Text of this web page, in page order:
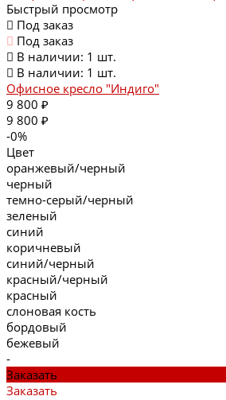
Быстрый просмотр
Под заказ
Под заказ
В наличии: 1 шт.
В наличии: 1 шт.
Офисное кресло "Индиго"
9 800 ₽
9 800 ₽
-0%
Цвет
оранжевый/черный
черный
темно-серый/черный
зеленый
синий
коричневый
синий/черный
красный/черный
красный
слоновая кость
бордовый
бежевый
-
Заказать
Заказать